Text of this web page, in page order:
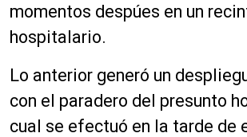
momentos despúes en un
hospitalario.
Lo anterior generó un
con el paradero del presunto
cual se efectuó en la tarde de